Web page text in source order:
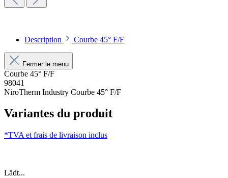
Description Courbe 45° F/F
Fermer le menu
Courbe 45° F/F
98041
NiroTherm Industry Courbe 45° F/F
Variantes du produit
*TVA et frais de livraison inclus
Lädt...